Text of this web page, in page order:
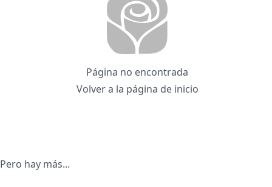
Página no encontrada
Volver a la página de inicio
Pero hay más...